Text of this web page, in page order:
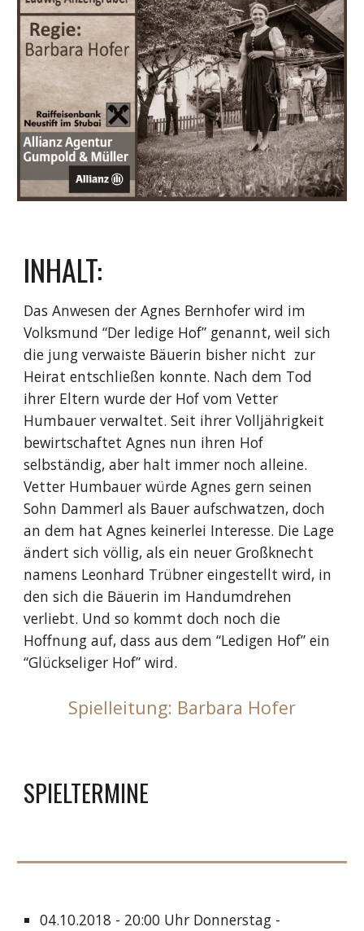
INHALT:
Das Anwesen der Agnes Bernhofer wird im
Volksmund “Der ledige Hof” genannt, weil sich
die jung verwaiste Bäuerin bisher nicht zur
Heirat entschließen konnte. Nach dem Tod
ihrer Eltern wurde der Hof vom Vetter
Humbauer verwaltet. Seit ihrer Volljährigkeit
bewirtschaftet Agnes nun ihren Hof
selbständig, aber halt immer noch alleine.
Vetter Humbauer würde Agnes gern seinen
Sohn Dammerl als Bauer aufschwatzen, doch
an dem hat Agnes keinerlei Interesse. Die Lage
ändert sich völlig, als ein neuer Großknecht
namens Leonhard Trübner eingestellt wird, in
den sich die Bäuerin im Handumdrehen
verliebt. Und so kommt doch noch die
Hoffnung auf, dass aus dem “Ledigen Hof” ein
“Glückseliger Hof” wird.
Spielleitung: Barbara Hofer
SPIELTERMINE
04.10.2018 - 20:00 Uhr Donnerstag -